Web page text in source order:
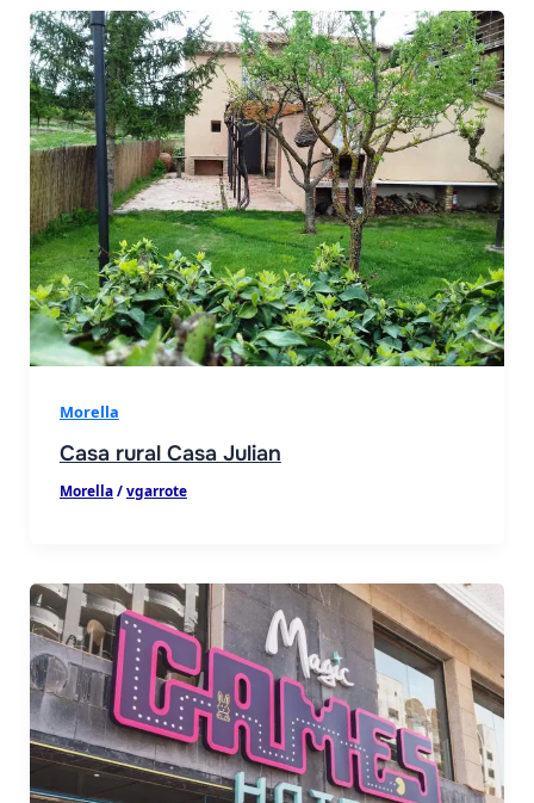
Morella
Casa rural Casa Julian
Morella/vgarrote